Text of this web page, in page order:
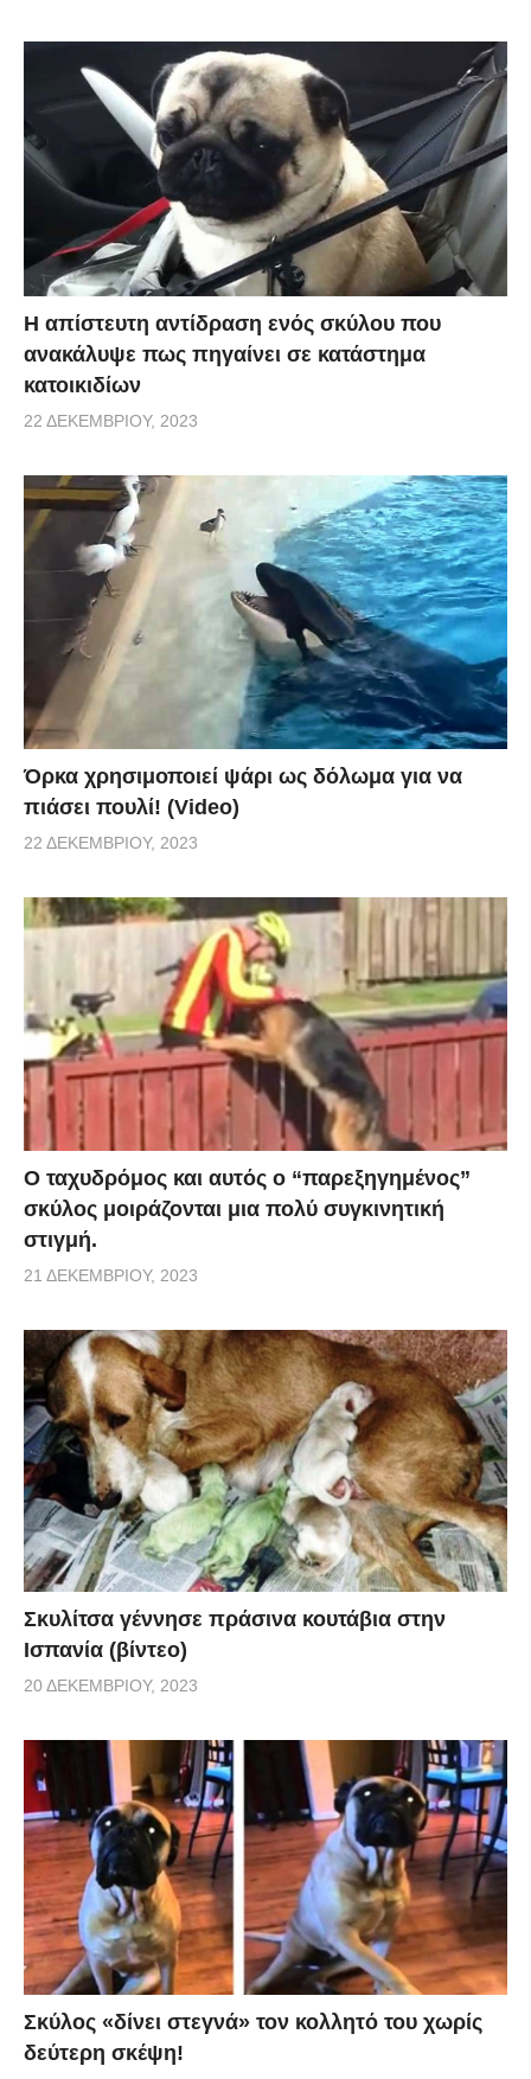
Η απίστευτη αντίδραση ενός σκύλου που
ανακάλυψε πως πηγαίνει σε κατάστημα
κατοικιδίων
22 ΔΕΚΕΜΒΡΊΟΥ, 2023
Όρκα χρησιμοποιεί ψάρι ως δόλωμα για να
πιάσει πουλί! (Video)
22 ΔΕΚΕΜΒΡΊΟΥ, 2023
Ο ταχυδρόμος και αυτός ο “παρεξηγημένος”
σκύλος μοιράζονται μια πολύ συγκινητική
στιγμή.
21 ΔΕΚΕΜΒΡΊΟΥ, 2023
Σκυλίτσα γέννησε πράσινα κουτάβια στην
Ισπανία (βίντεο)
20 ΔΕΚΕΜΒΡΊΟΥ, 2023
Σκύλος «δίνει στεγνά» τον κολλητό του χωρίς
δεύτερη σκέψη!